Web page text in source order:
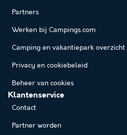
Partners
Werken bij Campings.com
Camping en vakantiepark overzicht
Privacy en cookiebeleid
Beheer van cookies
Klantenservice
Contact
Partner worden